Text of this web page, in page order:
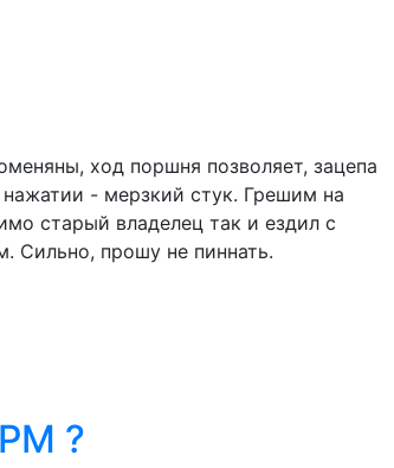
ход поршня позволяет, зацепа
- мерзкий стук. Грешим на
старый владелец так и ездил с
Сильно, прошу не пиннать.
?